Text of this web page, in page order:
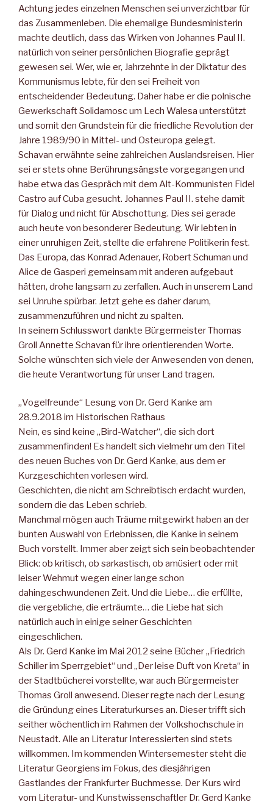
Achtung jedes einzelnen Menschen sei unverzichtbar für
das Zusammenleben. Die ehemalige Bundesministerin
machte deutlich, dass das Wirken von Johannes Paul II.
natürlich von seiner persönlichen Biografie geprägt
gewesen sei. Wer, wie er, Jahrzehnte in der Diktatur des
Kommunismus lebte, für den sei Freiheit von
entscheidender Bedeutung. Daher habe er die polnische
Gewerkschaft Solidamosc um Lech Walesa unterstützt
und somit den Grundstein für die friedliche Revolution der
Jahre 1989/90 in Mittel- und Osteuropa gelegt.
Schavan erwähnte seine zahlreichen Auslandsreisen. Hier
sei er stets ohne Berührungsängste vorgegangen und
habe etwa das Gespräch mit dem Alt-Kommunisten Fidel
Castro auf Cuba gesucht. Johannes Paul II. stehe damit
für Dialog und nicht für Abschottung. Dies sei gerade
auch heute von besonderer Bedeutung. Wir lebten in
einer unruhigen Zeit, stellte die erfahrene Politikerin fest.
Das Europa, das Konrad Adenauer, Robert Schuman und
Alice de Gasperi gemeinsam mit anderen aufgebaut
hätten, drohe langsam zu zerfallen. Auch in unserem Land
sei Unruhe spürbar. Jetzt gehe es daher darum,
zusammenzuführen und nicht zu spalten.
In seinem Schlusswort dankte Bürgermeister Thomas
Groll Annette Schavan für ihre orientierenden Worte.
Solche wünschten sich viele der Anwesenden von denen,
die heute Verantwortung für unser Land tragen.
„Vogelfreunde“ Lesung von Dr. Gerd Kanke am
28.9.2018 im Historischen Rathaus
Nein, es sind keine „Bird-Watcher“, die sich dort
zusammenfinden! Es handelt sich vielmehr um den Titel
des neuen Buches von Dr. Gerd Kanke, aus dem er
Kurzgeschichten vorlesen wird.
Geschichten, die nicht am Schreibtisch erdacht wurden,
sondern die das Leben schrieb.
Manchmal mögen auch Träume mitgewirkt haben an der
bunten Auswahl von Erlebnissen, die Kanke in seinem
Buch vorstellt. Immer aber zeigt sich sein beobachtender
Blick: ob kritisch, ob sarkastisch, ob amüsiert oder mit
leiser Wehmut wegen einer lange schon
dahingeschwundenen Zeit. Und die Liebe… die erfüllte,
die vergebliche, die erträumte… die Liebe hat sich
natürlich auch in einige seiner Geschichten
eingeschlichen.
Als Dr. Gerd Kanke im Mai 2012 seine Bücher „Friedrich
Schiller im Sperrgebiet“ und „Der leise Duft von Kreta“ in
der Stadtbücherei vorstellte, war auch Bürgermeister
Thomas Groll anwesend. Dieser regte nach der Lesung
die Gründung eines Literaturkurses an. Dieser trifft sich
seither wöchentlich im Rahmen der Volkshochschule in
Neustadt. Alle an Literatur Interessierten sind stets
willkommen. Im kommenden Wintersemester steht die
Literatur Georgiens im Fokus, des diesjährigen
Gastlandes der Frankfurter Buchmesse. Der Kurs wird
vom Literatur- und Kunstwissenschaftler Dr. Gerd Kanke